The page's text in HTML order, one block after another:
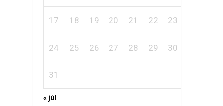
17 18 19 20 21 22 23
24 25 26 27 28 29 30
31
« júl